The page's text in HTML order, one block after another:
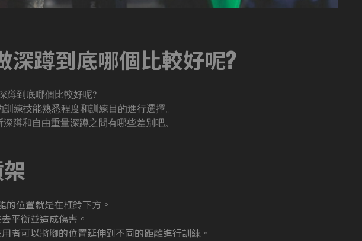
深蹲到底哪個比較好呢?
蹲到底哪個比較好呢?
練技能熟悉程度和訓練目的進行選擇。
蹲和自由重量深蹲之間有哪些差別吧。
位置就是在杠鈴下方。
平衡並造成傷害。
者可以將腳的位置延伸到不同的距離進行訓練。